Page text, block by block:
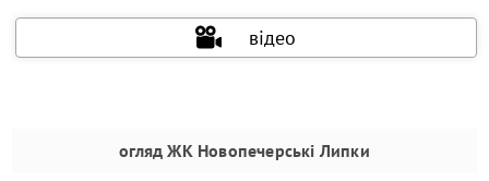
відео
огляд ЖК Новопечерські Липки